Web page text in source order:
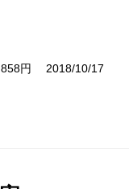
円 2018/10/17